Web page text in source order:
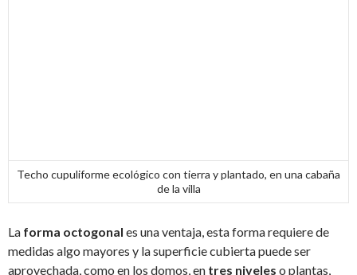
Techo cupuliforme ecológico con tierra y plantado, en una cabaña
de la villa
La forma octogonal es una ventaja, esta forma requiere de
medidas algo mayores y la superficie cubierta puede ser
aprovechada, como en los domos, en tres niveles o plantas,